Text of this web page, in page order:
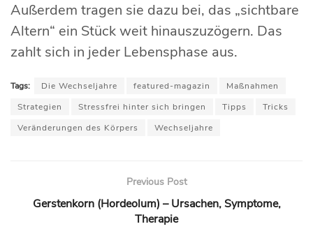
Außerdem tragen sie dazu bei, das „sichtbare
Altern“ ein Stück weit hinauszuzögern. Das
zahlt sich in jeder Lebensphase aus.
Tags: Die Wechseljahre featured-magazin
Maßnahmen
Strategien
Stressfrei hinter sich bringen Tipps
Tricks
Veränderungen des Körpers
Wechseljahre
Previous Post
Gerstenkorn (Hordeolum) – Ursachen, Symptome,
Therapie